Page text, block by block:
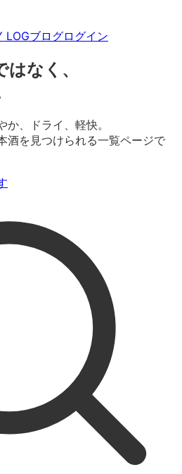
LOGブログログイン
なく、
、ドライ、軽快。
酒を見つけられる一覧ページで